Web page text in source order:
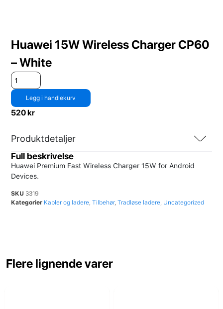
Huawei 15W Wireless Charger CP60
– White
Legg i handlekurv
520kr
Produktdetaljer
Full beskrivelse
Huawei Premium Fast Wireless Charger 15W for Android
Devices.
SKU 3319
Kategorier Kabler og ladere Tilbehør, Tradløse ladere Uncategorized
Flere lignende varer